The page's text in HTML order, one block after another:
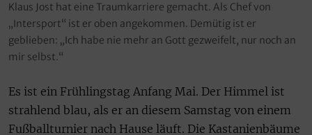
Klaus Jost hat eine Traumkarriere gemacht. Als Chef von
„Intersport“ ist er oben angekommen. Demütig ist er
geblieben: „Ich habe nie mehr an Gott gezweifelt, nur noch an
mir selbst.“
Es ist ein Frühlingstag Anfang Mai. Der Himmel ist
strahlend blau, als er an diesem Samstag von einem
Fußballturnier nach Hause läuft. Die Kastanienbäume